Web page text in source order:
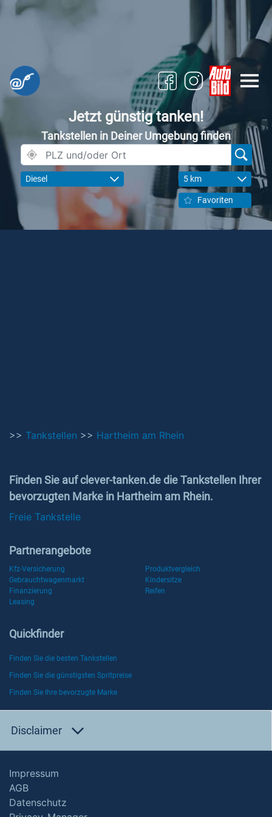
Jetzt günstig tanken!
Tankstellen in Deiner Umgebung finden
Diesel 5 km
Favoriten
>> Tankstellen >> Hartheim am Rhein
Finden Sie auf clever-tanken.de die Tankstellen Ihrer
bevorzugten Marke in Hartheim am Rhein.
Freie Tankstelle
Partnerangebote
Kfz-Versicherung
Produktvergleich
Gebrauchtwagenmarkt
Kindersitze
Finanzierung
Reifen
Leasing
Quickfinder
Finden Sie die besten Tankstellen
Finden Sie die günstigsten Spritpreise
Finden Sie Ihre bevorzugte Marke
Disclaimer
Impressum
AGB
Datenschutz